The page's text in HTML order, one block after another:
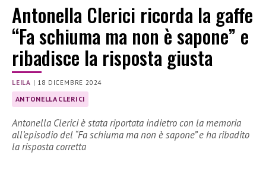
Antonella Clerici ricorda la gaffe
“Fa schiuma ma non è sapone” e
ribadisce la risposta giusta
LEILA | 18 DICEMBRE 2024
ANTONELLA CLERICI
Antonella Clerici è stata riportata indietro con la memoria
all’episodio del “Fa schiuma ma non è sapone” e ha ribadito
la risposta corretta